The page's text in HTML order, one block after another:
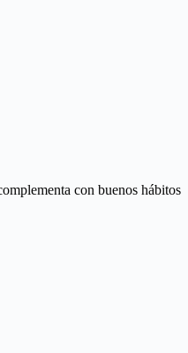
con buenos hábitos